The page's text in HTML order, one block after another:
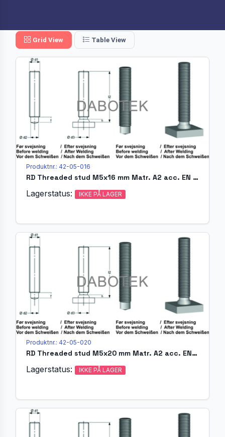
Grid View Table View
Produktnr.: 42-05-016
RD Threaded stud M5x16 mm Matr. A2 acc. EN ISO 13918 (MR)
Lagerstatus: IKKE PÅ LAGER
Produktnr.: 42-05-020
RD Threaded stud M5x20 mm Matr. A2 acc. EN ISO 13918 (MR)
Lagerstatus: IKKE PÅ LAGER